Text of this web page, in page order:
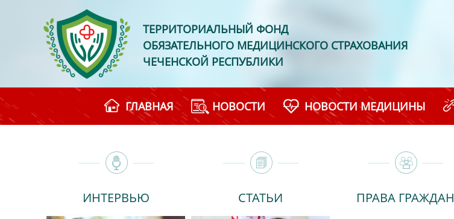
ТЕРРИТОРИАЛЬНЫЙ ФОНД
ОБЯЗАТЕЛЬНОГО МЕДИЦИНСКОГО СТРАХОВАНИЯ
ЧЕЧЕНСКОЙ РЕСПУБЛИКИ
ГЛАВНАЯ НОВОСТИ НОВОСТИ МЕДИЦИНЫ
ИНТЕРВЬЮ СТАТЬИ ПРАВА ГРАЖДАН